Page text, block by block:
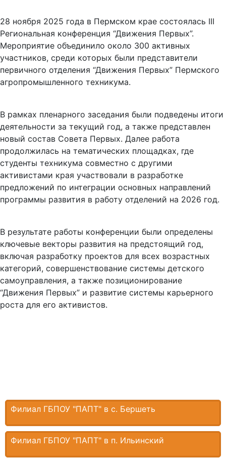
28 ноября 2025 года в Пермском крае состоялась III
Региональная конференция “Движения Первых”.
Мероприятие объединило около 300 активных
участников, среди которых были представители
первичного отделения “Движения Первых” Пермского
агропромышленного техникума.
В рамках пленарного заседания были подведены итоги
деятельности за текущий год, а также представлен
новый состав Совета Первых. Далее работа
продолжилась на тематических площадках, где
студенты техникума совместно с другими
активистами края участвовали в разработке
предложений по интеграции основных направлений
программы развития в работу отделений на 2026 год.
В результате работы конференции были определены
ключевые векторы развития на предстоящий год,
включая разработку проектов для всех возрастных
категорий, совершенствование системы детского
самоуправления, а также позиционирование
“Движения Первых” и развитие системы карьерного
роста для его активистов.
Филиал ГБПОУ "ПАПТ" в с. Бершеть
Филиал ГБПОУ "ПАПТ" в п. Ильинский